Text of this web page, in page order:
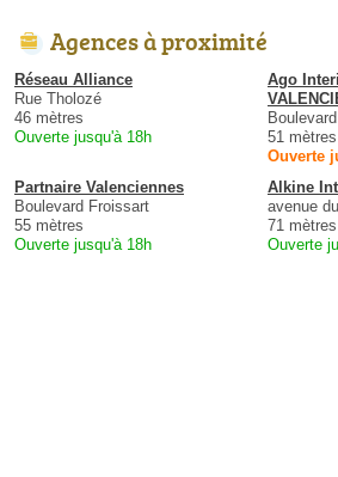
Agences à proximité
Réseau Alliance
Rue Tholozé
46 mètres
Ouverte jusqu'à 18h
Ago
51 mètres
Ouverte
Partnaire Valenciennes
Boulevard Froissart
55 mètres
Ouverte jusqu'à 18h
Alkine
avenue
71 mètres
Ouverte